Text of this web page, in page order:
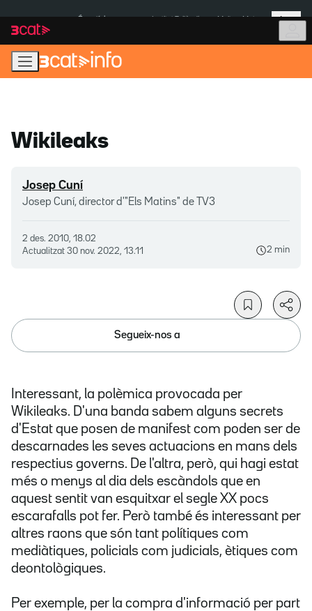
navegació
principal
contingut
Més
Wikileaks
Josep Cuní
Josep Cuní, director d'"Els Matins" de TV3
2 des. 2010, 18.02
Actualitzat 30 nov. 2022, 13.11 2 min
Segueix-nos a
Interessant, la polèmica provocada per
Wikileaks. D'una banda sabem alguns secrets
d'Estat que posen de manifest com poden ser de
descarnades les seves actuacions en mans dels
respectius governs. De l'altra, però, qui hagi estat
més o menys al dia dels escàndols que en
aquest sentit van esquitxar el segle XX pocs
escarafalls pot fer. Però també és interessant per
altres raons que són tant polítiques com
mediàtiques, policials com judicials, ètiques com
deontològiques.
Per exemple, per la compra d'informació per part